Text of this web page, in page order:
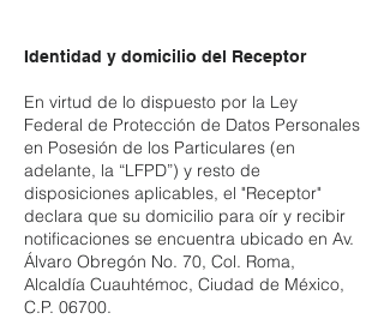
Identidad y domicilio del Receptor
En virtud de lo dispuesto por la Ley
Federal de Protección de Datos Personales
en Posesión de los Particulares (en
adelante, la “LFPD”) y resto de
disposiciones aplicables, el "Receptor"
declara que su domicilio para oír y recibir
notificaciones se encuentra ubicado en Av.
Álvaro Obregón No. 70, Col. Roma,
Alcaldía Cuauhtémoc, Ciudad de México,
C.P. 06700.